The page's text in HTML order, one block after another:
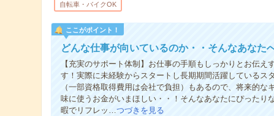
自転車・バイクOK
ここがポイント！
どんな仕事が向いているのか・・そんなあなた
【充実のサポート体制】お仕事の手順もしっかりとお伝
す！実際に未経験からスタートし長期期間活躍しているス
（一部資格取得費用は会社で負担）もあるので、将来的
味に使うお金がいまほしい・・！そんなあなたにぴったり
暇でリフレッ…つづきを見る